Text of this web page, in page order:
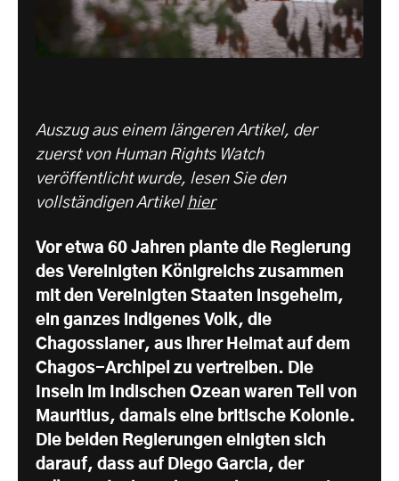
Auszug aus einem längeren Artikel, der
zuerst von Human Rights Watch
veröffentlicht wurde, lesen Sie den
vollständigen Artikel hier
Vor etwa 60 Jahren plante die Regierung
des Vereinigten Königreichs zusammen
mit den Vereinigten Staaten insgeheim,
ein ganzes indigenes Volk, die
Chagossianer, aus ihrer Heimat auf dem
Chagos-Archipel zu vertreiben. Die
Inseln im Indischen Ozean waren Teil von
Mauritius, damals eine britische Kolonie.
Die beiden Regierungen einigten sich
darauf, dass auf Diego Garcia, der